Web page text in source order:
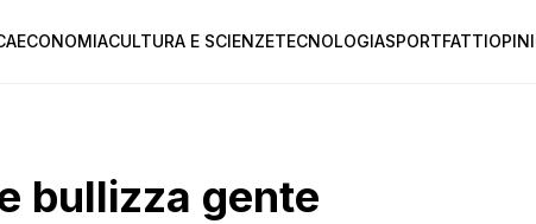
ECONOMIACULTURA E SCIENZETECNOLOGIASPORTFATTI
bullizza gente